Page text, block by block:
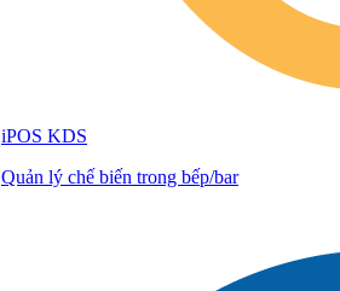
iPOS KDS
Quản lý chế biến trong bếp/bar